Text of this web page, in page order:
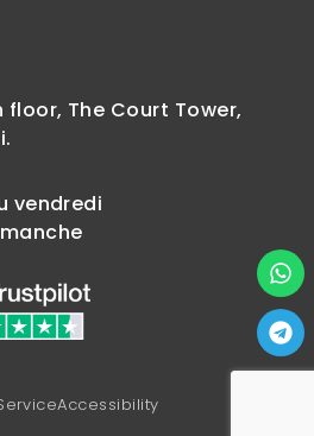
The Court Tower,
vendredi
Accessibility